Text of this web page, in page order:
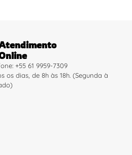
+55 61 9959-7309
os dias, de 8h às 18h. (Segunda à